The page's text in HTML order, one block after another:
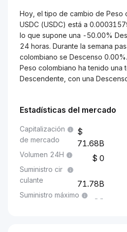
Hoy, el tipo de cambio de Peso
USDC (USDC) está a
lo que supone una -50.00%
24 horas. Durante la semana
colombiano se Descenso
Peso colombiano ha tenido una
Descendente, con una
Estadísticas del mercado
Capitalización
de mercado
71.68B
Volumen 24H 0
Suministro cir
culante
71.78B
Suministro máximo --